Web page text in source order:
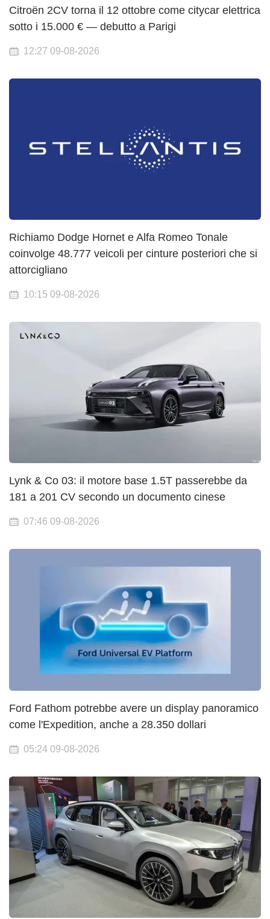
Citroën 2CV torna il 12 ottobre come citycar elettrica
sotto i 15.000 € — debutto a Parigi
12:27 09-08-2026
Richiamo Dodge Hornet e Alfa Romeo Tonale
coinvolge 48.777 veicoli per cinture posteriori che si
attorcigliano
10:15 09-08-2026
Lynk & Co 03: il motore base 1.5T passerebbe da
181 a 201 CV secondo un documento cinese
07:46 09-08-2026
Ford Fathom potrebbe avere un display panoramico
come l'Expedition, anche a 28.350 dollari
05:24 09-08-2026